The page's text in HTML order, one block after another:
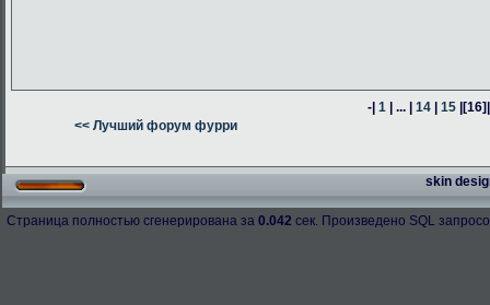
-| 1 | ... | 14 | 15 |[16]
<< Лучший форум фурри
skin
Страница полностью сгенерирована за 0.042 сек. Произведено SQL